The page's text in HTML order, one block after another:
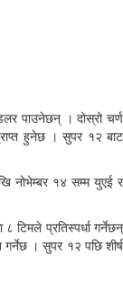
पाउनेछन् । दोस्रो चर्ण
हुनेछ । सुपर १२ बाट
नोभेम्बर १४ सम्म युएई र
टिमले प्रतिस्पर्धा गर्नेछन्
गर्नेछ । सुपर १२ पछि शीर्ष